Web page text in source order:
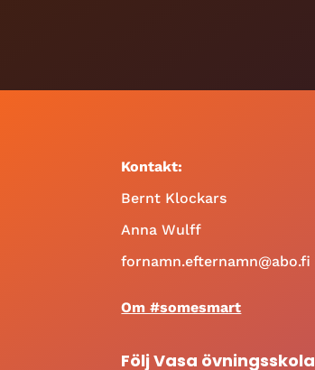
Kontakt:
Bernt Klockars
Anna Wulff
fornamn.efternamn@abo.fi
Om #somesmart
Följ Vasa övningsskola